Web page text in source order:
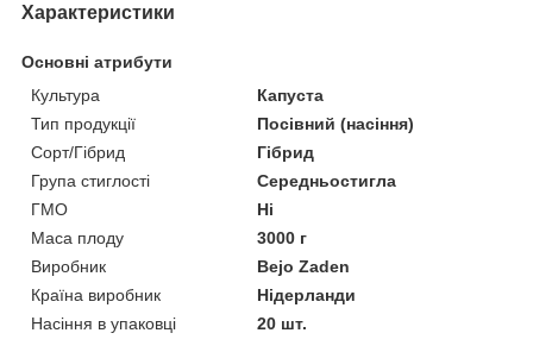
Характеристики
Основні атрибути
Культура
Капуста
Тип продукції
Посівний (насіння)
Сорт/Гібрид
Гібрид
Група стиглості
Середньостигла
ГМО
Ні
Маса плоду
3000 г
Виробник
Bejo Zaden
Країна виробник
Нідерланди
Насіння в упаковці
20 шт.